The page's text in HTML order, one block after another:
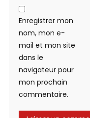
Enregistrer mon
nom, mon e-
mail et mon site
dans le
navigateur pour
mon prochain
commentaire.